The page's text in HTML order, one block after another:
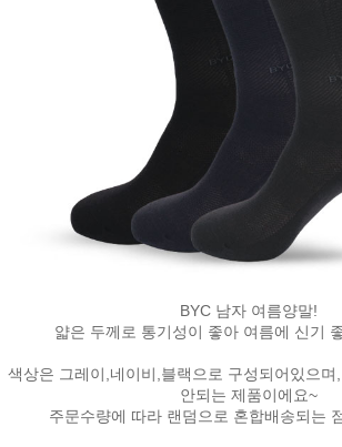
BYC 남자 여름양말!
얇은 두께로 통기성이 좋아 여름에 신기
색상은 그레이,네이비,블랙으로 구성되어있으며
안되는 제품이에요~
주문수량에 따라 랜덤으로 혼합배송되는